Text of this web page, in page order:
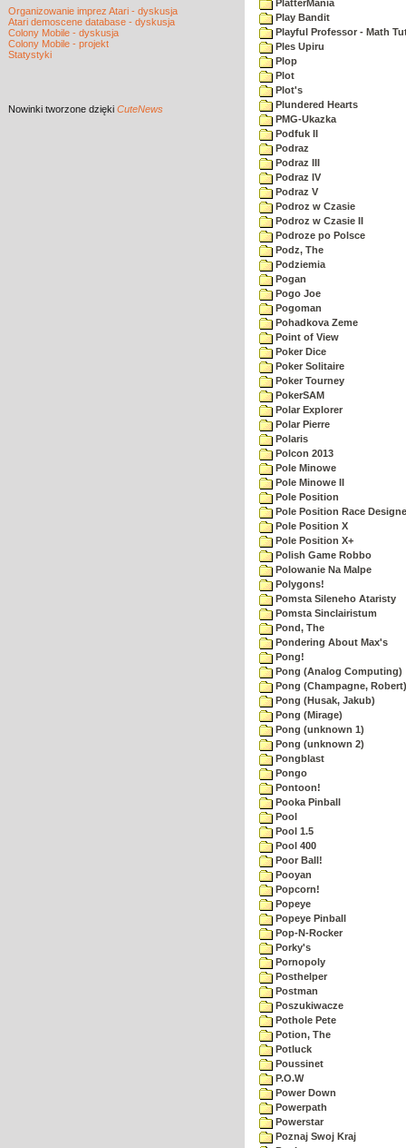
Organizowanie imprez Atari - dyskusja
Atari demoscene database - dyskusja
Colony Mobile - dyskusja
Colony Mobile - projekt
Statystyki
Nowinki tworzone dzięki CuteNews
PlatterMania
Play Bandit
Playful Professor - Math
Ples Upiru
Plop
Plot
Plot's
Plundered Hearts
PMG-Ukazka
Podfuk II
Podraz
Podraz III
Podraz IV
Podraz V
Podroz w Czasie
Podroz w Czasie II
Podroze po Polsce
Podz, The
Podziemia
Pogan
Pogo Joe
Pogoman
Pohadkova Zeme
Point of View
Poker Dice
Poker Solitaire
Poker Tourney
PokerSAM
Polar Explorer
Polar Pierre
Polaris
Polcon 2013
Pole Minowe
Pole Minowe II
Pole Position
Pole Position Race
Pole Position X
Pole Position X+
Polish Game Robbo
Polowanie Na Malpe
Polygons!
Pomsta Sileneho Ataristy
Pomsta Sinclairistum
Pond, The
Pondering About Max's
Pong!
Pong (Analog Computing)
Pong (Champagne, Robert)
Pong (Husak, Jakub)
Pong (Mirage)
Pong (unknown 1)
Pong (unknown 2)
Pongblast
Pongo
Pontoon!
Pooka Pinball
Pool
Pool 1.5
Pool 400
Poor Ball!
Pooyan
Popcorn!
Popeye
Popeye Pinball
Pop-N-Rocker
Porky's
Pornopoly
Posthelper
Postman
Poszukiwacze
Pothole Pete
Potion, The
Potluck
Poussinet
P.O.W
Power Down
Powerpath
Powerstar
Poznaj Swoj Kraj